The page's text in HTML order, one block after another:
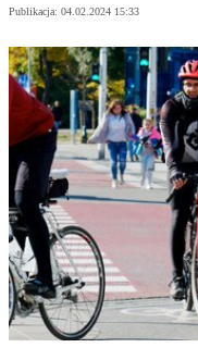
Publikacja: 04.02.2024 15:33